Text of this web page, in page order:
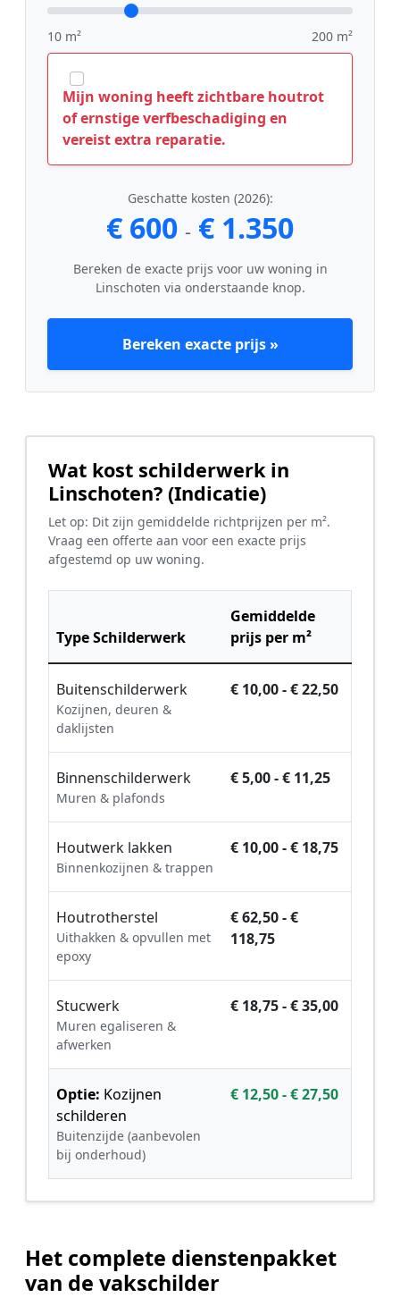
10 m² 200 m²
Mijn woning heeft zichtbare houtrot
of ernstige verfbeschadiging en
vereist extra reparatie.
Geschatte kosten (2026):
€ 600 - € 1.350
Bereken de exacte prijs voor uw woning in
Linschoten via onderstaande knop.
Bereken exacte prijs »
Wat kost schilderwerk in
Linschoten? (Indicatie)
Let op: Dit zijn gemiddelde richtprijzen per m².
Vraag een offerte aan voor een exacte prijs
afgestemd op uw woning.
Type Schilderwerk
Gemiddelde
prijs per m²
Buitenschilderwerk
Kozijnen, deuren &
daklijsten
€ 10,00 - € 22,50
Binnenschilderwerk
Muren & plafonds
€ 5,00 - € 11,25
Houtwerk lakken
Binnenkozijnen & trappen
€ 10,00 - € 18,75
Houtrotherstel
Uithakken & opvullen met
epoxy
€ 62,50 - €
118,75
Stucwerk
Muren egaliseren &
afwerken
€ 18,75 - € 35,00
Optie: Kozijnen
schilderen
Buitenzijde (aanbevolen
bij onderhoud)
€ 12,50 - € 27,50
Het complete dienstenpakket
van de vakschilder